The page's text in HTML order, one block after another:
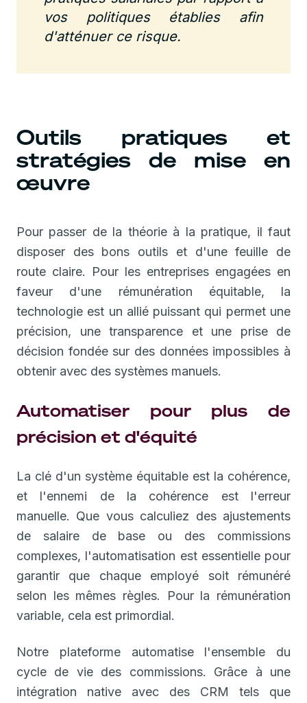
vos politiques établies afin
d'atténuer ce risque.
Outils pratiques et
stratégies de mise en
œuvre
Pour passer de la théorie à la pratique, il faut
disposer des bons outils et d'une feuille de
route claire. Pour les entreprises engagées en
faveur d'une rémunération équitable, la
technologie est un allié puissant qui permet une
précision, une transparence et une prise de
décision fondée sur des données impossibles à
obtenir avec des systèmes manuels.
Automatiser pour plus de
précision et d'équité
La clé d'un système équitable est la cohérence,
et l'ennemi de la cohérence est l'erreur
manuelle. Que vous calculiez des ajustements
de salaire de base ou des commissions
complexes, l'automatisation est essentielle pour
garantir que chaque employé soit rémunéré
selon les mêmes règles. Pour la rémunération
variable, cela est primordial.
Notre plateforme automatise l'ensemble du
cycle de vie des commissions. Grâce à une
intégration native avec des CRM tels que